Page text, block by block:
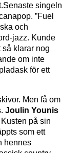
singeln
”Fuel
och
jazz. Kunde
så klarar nog
om inte
för ett
Men få om
Joulin Younis
på sin
som ett
hennes